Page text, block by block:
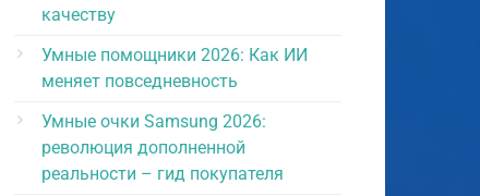
качеству
Умные помощники 2026: Как ИИ
меняет повседневность
Умные очки Samsung 2026:
революция дополненной
реальности – гид покупателя